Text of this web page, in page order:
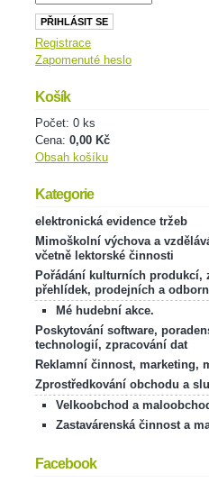
Registrace
Zapomenuté heslo
Košík
Počet: 0 ks
Cena: 0,00 Kč
Obsah košíku
Kategorie
elektronická evidence tržeb
Mimoškolní výchova a
včetně lektorské činnosti
Pořádání kulturních produkcí,
přehlídek, prodejních a
Mé hudební akce.
Poskytování software,
technologií, zpracování dat
Reklamní činnost, marketing,
Zprostředkování obchodu a
Velkoobchod a
Zastavárenská činnost a
Facebook